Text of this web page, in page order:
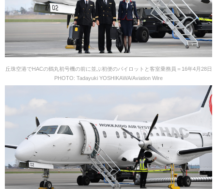
丘珠空港でHACの鶴丸初号機の前に並ぶ初便のパイロットと客室乗務員＝16年4月28日
PHOTO: Tadayuki YOSHIKAWA/Aviation Wire